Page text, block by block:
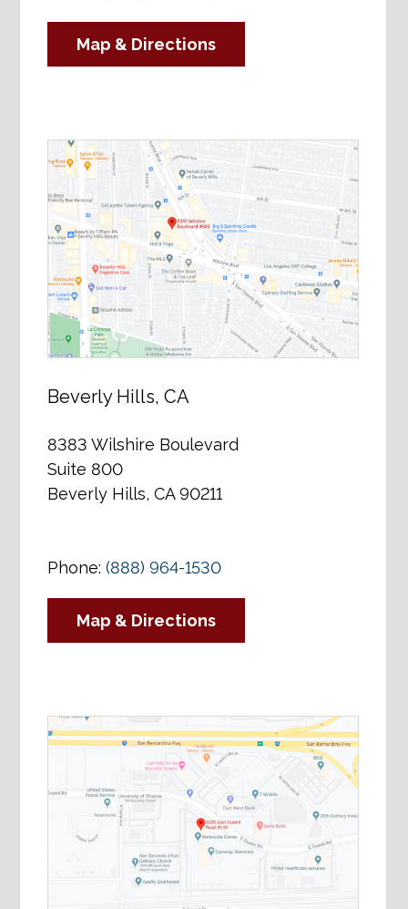
Map & Directions
Beverly Hills, CA
8383 Wilshire Boulevard
Suite 800
Beverly Hills, CA 90211
Phone:(888) 964-1530
Map & Directions